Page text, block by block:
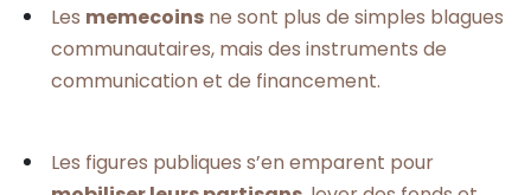
Les memecoins ne sont plus de simples blagues
communautaires, mais des instruments de
communication et de financement.
Les figures publiques s’en emparent pour